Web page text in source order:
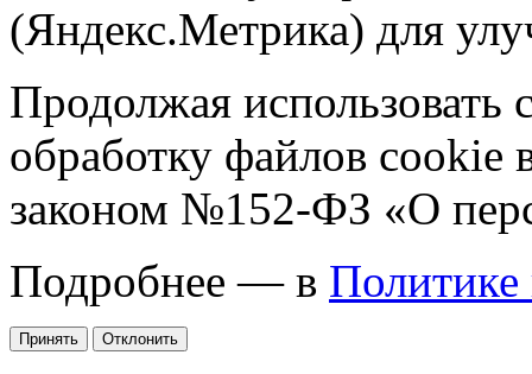
(Яндекс.Метрика) для
Продолжая использовать
обработку файлов cookie
законом №152-ФЗ «О
Подробнее — в Политике
Принять Отклонить